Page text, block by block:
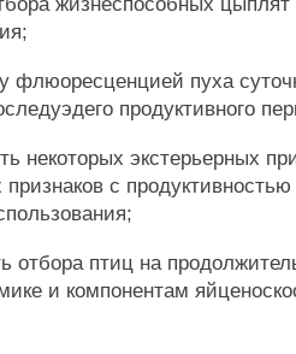
флюоресценцией пуха
продуктивного
некоторых экстерьерных
признаков с
отбора птиц на
и компонентам